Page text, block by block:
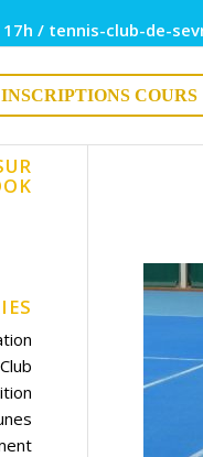
/ tennis-club-de-
INSCRIPTIONS COURS
Club